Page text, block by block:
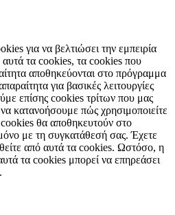
για να βελτιώσει την εμπειρία
τα cookies, τα cookies που
αποθηκεύονται στο πρόγραμμα
για βασικές λειτουργίες
επίσης cookies τρίτων που μας
κατανοήσουμε πώς χρησιμοποιείτε
θα αποθηκευτούν στο
με τη συγκατάθεσή σας. Έχετε
από αυτά τα cookies. Ωστόσο, η
τα cookies μπορεί να επηρεάσει